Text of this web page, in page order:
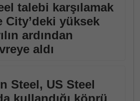
talebi karşılamak
City’deki yüksek
ardından
aldı
Steel, US Steel
kullandığı köprü